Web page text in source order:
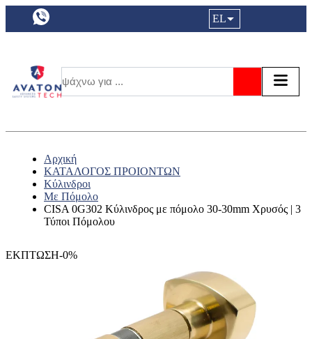
a11y.languageSelection:
EL
Αρχική
ΚΑΤΑΛΟΓΟΣ ΠΡΟΙΟΝΤΩΝ
Κύλινδροι
Με Πόμολο
CISA 0G302 Κύλινδρος με πόμολο 30-30mm Χρυσός | 3
Τύποι Πόμολου
ΕΚΠΤΩΣΗ-0%